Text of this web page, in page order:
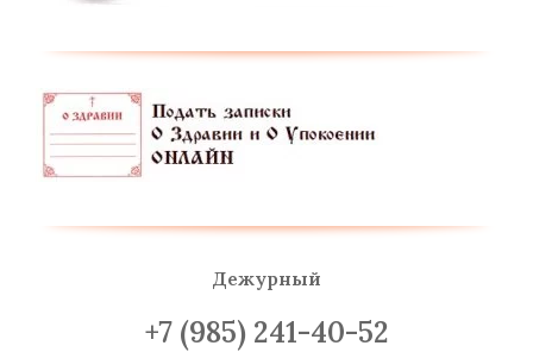
Дежурный
+7 (985) 241-40-52